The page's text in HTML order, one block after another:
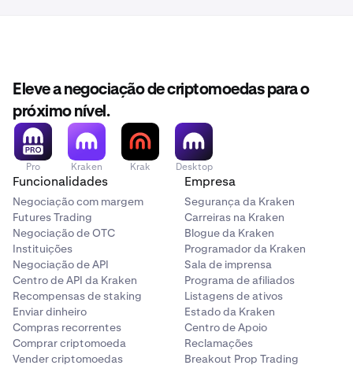
OnRamper
Se você quiser oferecer compras de crypto aos seus
clientes sem gerir liquidez, conformidade ou
pagamentos, o Kraken Ramp foi concebido para você.
Eleve a negociação de criptomoedas para o
próximo nível.
Pro Kraken Krak Desktop
Funcionalidades
Negociação com margem
Futures Trading
Negociação de OTC
Instituições
Negociação de API
Centro de API da Kraken
Recompensas de staking
Enviar dinheiro
Compras recorrentes
Comprar criptomoeda
Vender criptomoedas
Empresa
Segurança da Kraken
Carreiras na Kraken
Blogue da Kraken
Programador da Kraken
Sala de imprensa
Programa de afiliados
Listagens de ativos
Estado da Kraken
Centro de Apoio
Reclamações
Breakout Prop Trading